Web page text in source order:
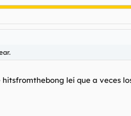
hitsfromthebong leí que a veces